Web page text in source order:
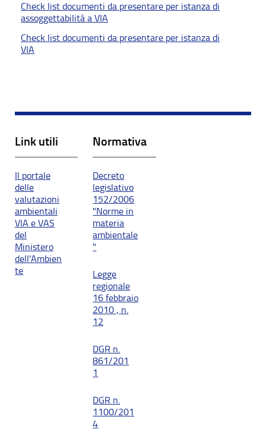
Check list documenti da presentare per istanza di
assoggettabilità a VIA
Check list documenti da presentare per istanza di
VIA
Link utili
Il portale
delle
valutazioni
ambientali
VIA e VAS
del
Ministero
dell'Ambien
te
Normativa
Decreto
legislativo
152/2006
"Norme in
materia
ambientale
"
Legge
regionale
16 febbraio
2010 , n.
12
DGR n.
861/201
1
DGR n.
1100/201
4